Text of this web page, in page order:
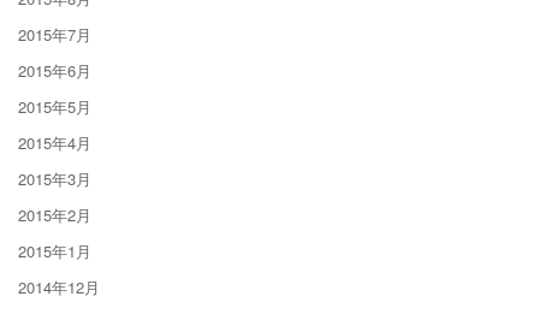
2015年7月
2015年6月
2015年5月
2015年4月
2015年3月
2015年2月
2015年1月
2014年12月